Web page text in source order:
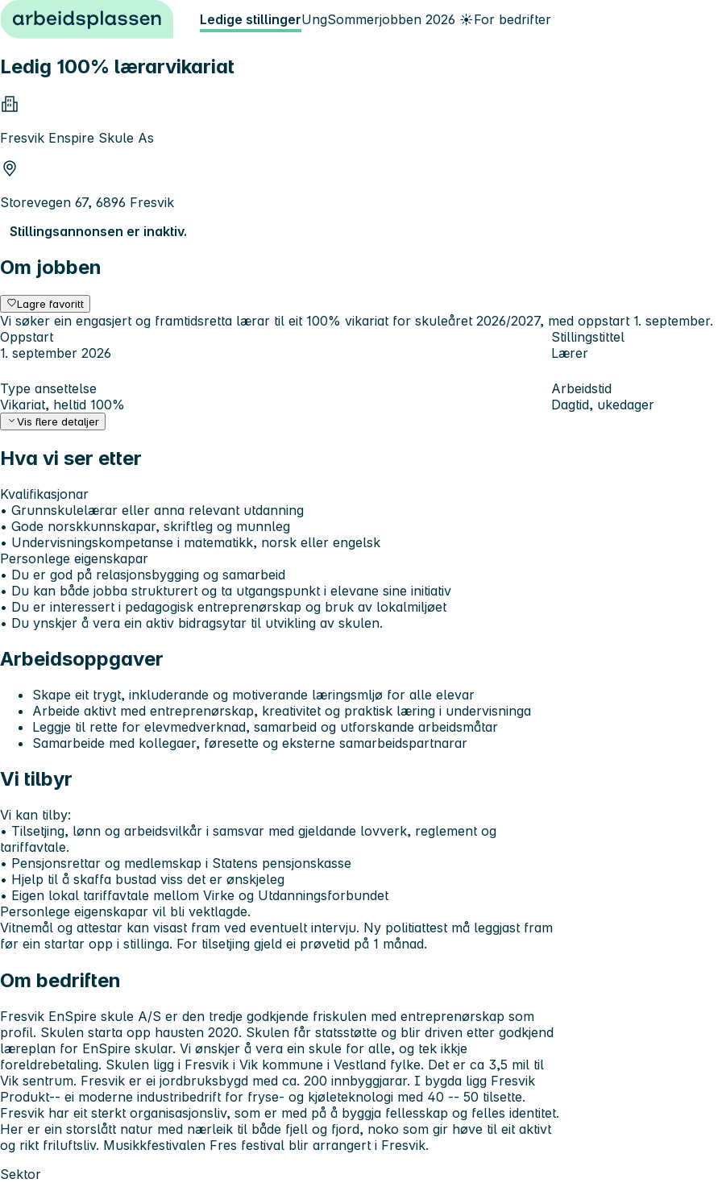
Hopp til innhold Ledige stillingerUngSommerjobben 2026 ☀️For bedrifter
Ledig 100% lærarvikariat
Fresvik Enspire Skule As
Storevegen 67, 6896 Fresvik
Stillingsannonsen er inaktiv.
Om jobben
Lagre favoritt
Vi søker ein engasjert og framtidsretta lærar til eit 100% vikariat for skuleåret 2026/2027, med oppstart 1. september.
Oppstart
1. september 2026
Stillingstittel
Lærer
Type ansettelse
Vikariat, heltid 100%
Arbeidstid
Dagtid, ukedager
Vis flere detaljer
Hva vi ser etter
Kvalifikasjonar
• Grunnskulelærar eller anna relevant utdanning
• Gode norskkunnskapar, skriftleg og munnleg
• Undervisningskompetanse i matematikk, norsk eller engelsk
Personlege eigenskapar
• Du er god på relasjonsbygging og samarbeid
• Du kan både jobba strukturert og ta utgangspunkt i elevane sine initiativ
• Du er interessert i pedagogisk entreprenørskap og bruk av lokalmiljøet
• Du ynskjer å vera ein aktiv bidragsytar til utvikling av skulen.
Arbeidsoppgaver
Skape eit trygt, inkluderande og motiverande læringsmljø for alle elevar
Arbeide aktivt med entreprenørskap, kreativitet og praktisk læring i undervisninga
Leggje til rette for elevmedverknad, samarbeid og utforskande arbeidsmåtar
Samarbeide med kollegaer, føresette og eksterne samarbeidspartnarar
Vi tilbyr
Vi kan tilby:
• Tilsetjing, lønn og arbeidsvilkår i samsvar med gjeldande lovverk, reglement og
tariffavtale.
• Pensjonsrettar og medlemskap i Statens pensjonskasse
• Hjelp til å skaffa bustad viss det er ønskjeleg
• Eigen lokal tariffavtale mellom Virke og Utdanningsforbundet
Personlege eigenskapar vil bli vektlagde.
Vitnemål og attestar kan visast fram ved eventuelt intervju. Ny politiattest må leggjast fram
før ein startar opp i stillinga. For tilsetjing gjeld ei prøvetid på 1 månad.
Om bedriften
Fresvik EnSpire skule A/S er den tredje godkjende friskulen med entreprenørskap som
profil. Skulen starta opp hausten 2020. Skulen får statsstøtte og blir driven etter godkjend
læreplan for EnSpire skular. Vi ønskjer å vera ein skule for alle, og tek ikkje
foreldrebetaling. Skulen ligg i Fresvik i Vik kommune i Vestland fylke. Det er ca 3,5 mil til
Vik sentrum. Fresvik er ei jordbruksbygd med ca. 200 innbyggjarar. I bygda ligg Fresvik
Produkt-- ei moderne industribedrift for fryse- og kjøleteknologi med 40 -- 50 tilsette.
Fresvik har eit sterkt organisasjonsliv, som er med på å byggja fellesskap og felles identitet.
Her er ein storslått natur med nærleik til både fjell og fjord, noko som gir høve til eit aktivt
og rikt friluftsliv. Musikkfestivalen Fres festival blir arrangert i Fresvik.
Sektor